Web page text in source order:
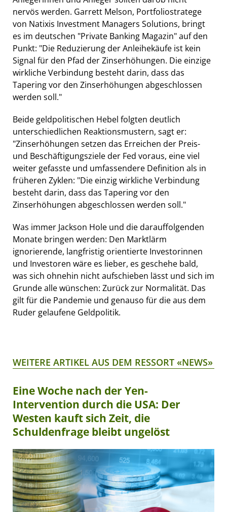
nervös werden. Garrett Melson, Portfoliostratege
von Natixis Investment Managers Solutions, bringt
es im deutschen "Private Banking Magazin" auf den
Punkt: "Die Reduzierung der Anleihekäufe ist kein
Signal für den Pfad der Zinserhöhungen. Die einzige
wirkliche Verbindung besteht darin, dass das
Tapering vor den Zinserhöhungen abgeschlossen
werden soll."
Beide geldpolitischen Hebel folgten deutlich
unterschiedlichen Reaktions­mustern, sagt er:
"Zinserhöhungen setzen das Erreichen der Preis-
und Beschäftigungsziele der Fed voraus, eine viel
weiter gefasste und umfassendere Definition als in
früheren Zyklen: "Die einzig wirkliche Verbindung
besteht darin, dass das Tapering vor den
Zinserhöhungen abgeschlossen werden soll."
Was immer Jackson Hole und die darauffolgenden
Monate bringen werden: Den Marktlärm
ignorierende, langfristig orientierte Investorinnen
und Investoren wäre es lieber, es geschehe bald,
was sich ohnehin nicht aufschieben lässt und sich im
Grunde alle wünschen: Zurück zur Normalität. Das
gilt für die Pandemie und genauso für die aus dem
Ruder gelaufene Geldpolitik.
WEITERE ARTIKEL AUS DEM RESSORT «NEWS»
Eine Woche nach der Yen-
Intervention durch die USA: Der
Westen kauft sich Zeit, die
Schuldenfrage bleibt ungelöst